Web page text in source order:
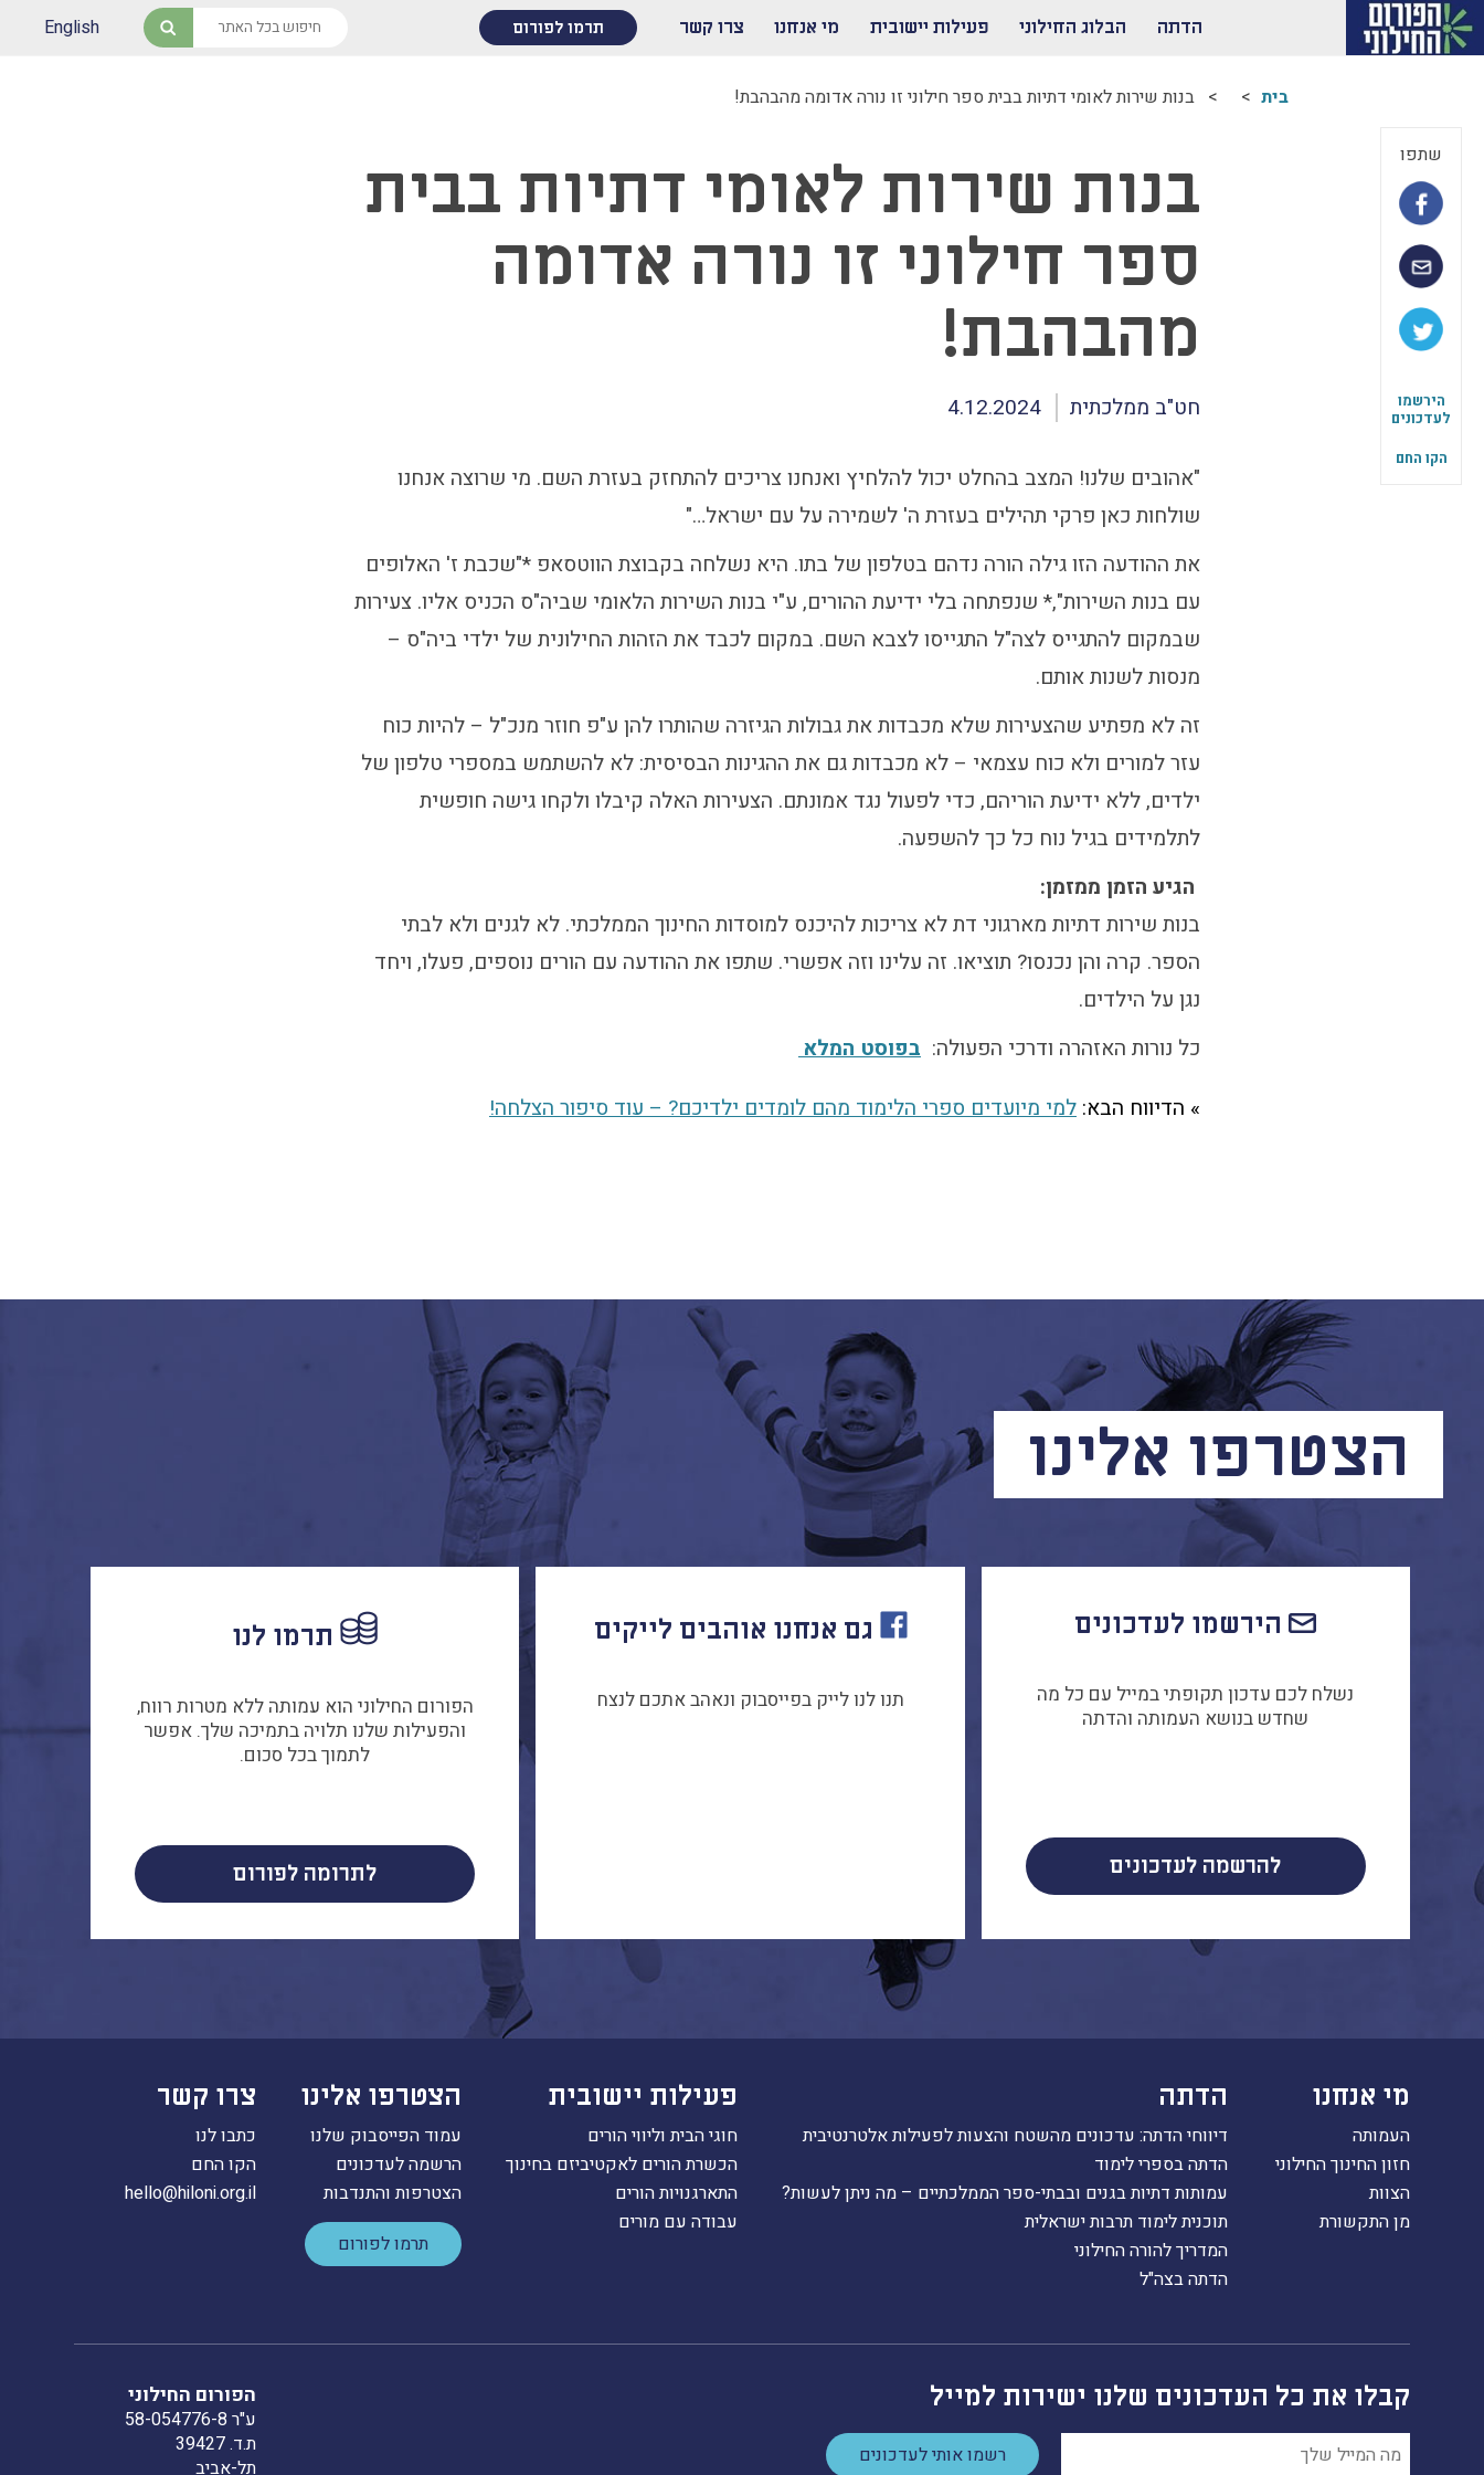
הדתה הבלוג החילוני פעילות יישובית מי אנחנו צרו קשר תרמו לפורום חיפוש English
שתפו
הירשמו
לעדכונים
הקו החם
בית בנות שירות לאומי דתיות בבית ספר חילוני זו נורה אדומה מהבהבת!
בנות שירות לאומי דתיות בבית
ספר חילוני זו נורה אדומה
מהבהבת!
חט"ב ממלכתית 4.12.2024
"אהובים שלנו! המצב בהחלט יכול להלחיץ ואנחנו צריכים להתחזק בעזרת השם. מי שרוצה אנחנו
שולחות כאן פרקי תהילים בעזרת ה' לשמירה על עם ישראל…"
את ההודעה הזו גילה הורה נדהם בטלפון של בתו. היא נשלחה בקבוצת הווטסאפ *"שכבת ז' האלופים
עם בנות השירות",* שנפתחה בלי ידיעת ההורים, ע"י בנות השירות הלאומי שביה"ס הכניס אליו. צעירות
שבמקום להתגייס לצה"ל התגייסו לצבא השם. במקום לכבד את הזהות החילונית של ילדי ביה"ס –
מנסות לשנות אותם.
זה לא מפתיע שהצעירות שלא מכבדות את גבולות הגיזרה שהותרו להן ע"פ חוזר מנכ"ל – להיות כוח
עזר למורים ולא כוח עצמאי – לא מכבדות גם את ההגינות הבסיסית: לא להשתמש במספרי טלפון של
ילדים, ללא ידיעת הוריהם, כדי לפעול נגד אמונתם. הצעירות האלה קיבלו ולקחו גישה חופשית
לתלמידים בגיל נוח כל כך להשפעה.
הגיע הזמן ממזמן:
בנות שירות דתיות מארגוני דת לא צריכות להיכנס למוסדות החינוך הממלכתי. לא לגנים ולא לבתי
הספר. קרה והן נכנסו? תוציאו. זה עלינו וזה אפשרי. שתפו את ההודעה עם הורים נוספים, פעלו, ויחד
נגן על הילדים.
כל נורות האזהרה ודרכי הפעולה: בפוסט המלא
» הדיווח הבא: למי מיועדים ספרי הלימוד מהם לומדים ילדיכם? – עוד סיפור הצלחה!
הצטרפו אלינו
הירשמו לעדכונים
נשלח לכם עדכון תקופתי במייל עם כל מה
שחדש בנושא העמותה והדתה
להרשמה לעדכונים
גם אנחנו אוהבים לייקים
תנו לנו לייק בפייסבוק ונאהב אתכם לנצח
תרמו לנו
הפורום החילוני הוא עמותה ללא מטרות רווח,
והפעילות שלנו תלויה בתמיכה שלך. אפשר
לתמוך בכל סכום.
לתרומה לפורום
מי אנחנו
העמותה
חזון החינוך החילוני
הצוות
מן התקשורת
הדתה
דיווחי הדתה: עדכונים מהשטח והצעות לפעילות אלטרנטיבית
הדתה בספרי לימוד
עמותות דתיות בגנים ובבתי-ספר הממלכתיים – מה ניתן לעשות?
תוכנית לימוד תרבות ישראלית
המדריך להורה החילוני
הדתה בצה"ל
פעילות יישובית
חוגי הבית וליווי הורים
הכשרת הורים לאקטיביזם בחינוך
התארגנויות הורים
עבודה עם מורים
הצטרפו אלינו
עמוד הפייסבוק שלנו
הרשמה לעדכונים
הצטרפות והתנדבות
תרמו לפורום
צרו קשר
כתבו לנו
הקו החם
hello@hiloni.org.il
קבלו את כל העדכונים שלנו ישירות למייל
רשמו אותי לעדכונים
הפורום החילוני
ע"ר 58-054776-8
ת.ד. 39427
תל-אביב